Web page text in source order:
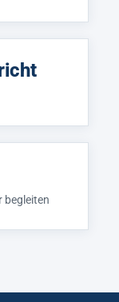
begleiten